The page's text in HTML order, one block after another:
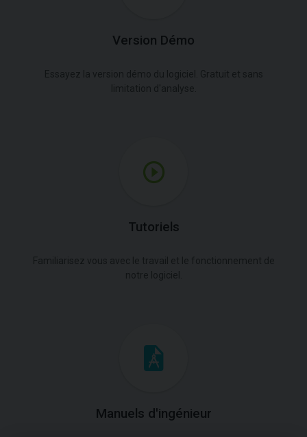
Version Démo
Tutoriels
Manuels d'ingénieur